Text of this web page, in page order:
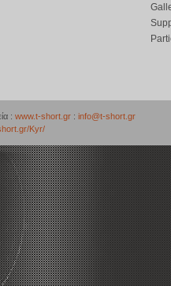
: www.t-short.gr : info@t-short.gr
Kyr/